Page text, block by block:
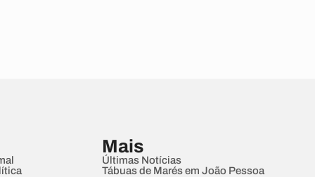
Mais
Últimas Notícias
Tábuas de Marés em João Pessoa